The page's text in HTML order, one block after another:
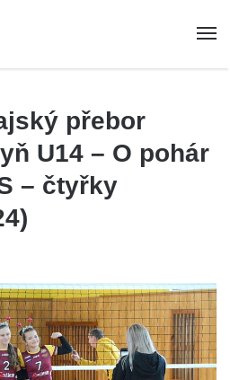
přebor
U14 – O pohár
– čtyřky